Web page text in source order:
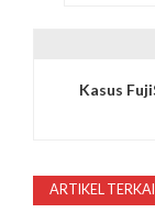
i
Kasus
ARTIKEL